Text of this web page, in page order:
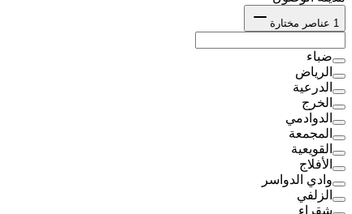
1 عناصر مختارة
ضباء
الرياض
الدرعية
الخرج
الدوادمي
المجمعة
القويعية
الأفلاج
وادي الدواسر
الزلفي
شقراء